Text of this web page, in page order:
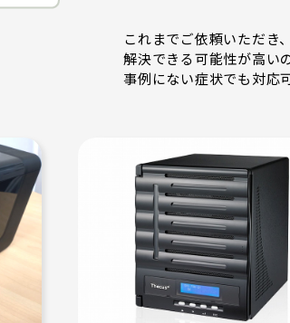
これまでご依頼いただき
解決できる可能性が高い
事例にない症状でも対応